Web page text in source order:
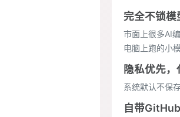
完全不锁模
市面上很多AI
电脑上跑的小
隐私优先
系统默认不保
自带